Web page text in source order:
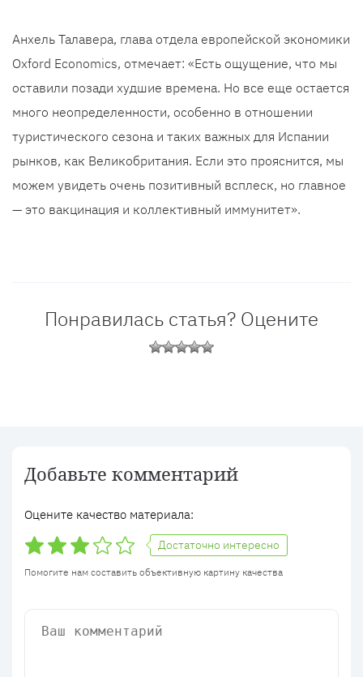
Анхель Талавера, глава отдела европейской экономики
Oxford Economics, отмечает: «Есть ощущение, что мы
оставили позади худшие времена. Но все еще остается
много неопределенности, особенно в отношении
туристического сезона и таких важных для Испании
рынков, как Великобритания. Если это прояснится, мы
можем увидеть очень позитивный всплеск, но главное
— это вакцинация и коллективный иммунитет».
Понравилась статья? Оцените
Добавьте комментарий
Оцените качество материала:
Достаточно интересно
Помогите нам составить объективную картину качества